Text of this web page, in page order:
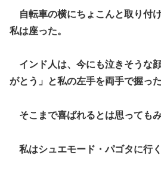
自転車の横にちょこんと取り付
私は座った。
インド人は、今にも泣きそうな
がとう」と私の左手を両手で握った
そこまで喜ばれるとは思ってもみ
私はシュエモード・パゴタに行く